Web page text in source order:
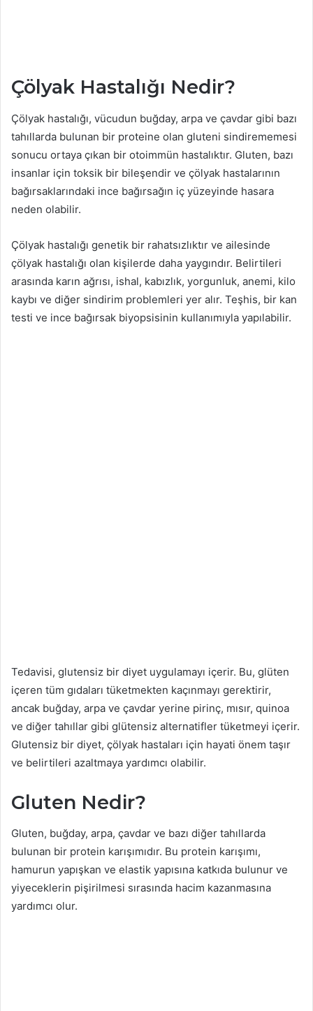
Çölyak Hastalığı Nedir?
Çölyak hastalığı, vücudun buğday, arpa ve çavdar gibi bazı
tahıllarda bulunan bir proteine olan gluteni sindirememesi
sonucu ortaya çıkan bir otoimmün hastalıktır. Gluten, bazı
insanlar için toksik bir bileşendir ve çölyak hastalarının
bağırsaklarındaki ince bağırsağın iç yüzeyinde hasara
neden olabilir.
Çölyak hastalığı genetik bir rahatsızlıktır ve ailesinde
çölyak hastalığı olan kişilerde daha yaygındır. Belirtileri
arasında karın ağrısı, ishal, kabızlık, yorgunluk, anemi, kilo
kaybı ve diğer sindirim problemleri yer alır. Teşhis, bir kan
testi ve ince bağırsak biyopsisinin kullanımıyla yapılabilir.
Tedavisi, glutensiz bir diyet uygulamayı içerir. Bu, glüten
içeren tüm gıdaları tüketmekten kaçınmayı gerektirir,
ancak buğday, arpa ve çavdar yerine pirinç, mısır, quinoa
ve diğer tahıllar gibi glütensiz alternatifler tüketmeyi içerir.
Glutensiz bir diyet, çölyak hastaları için hayati önem taşır
ve belirtileri azaltmaya yardımcı olabilir.
Gluten Nedir?
Gluten, buğday, arpa, çavdar ve bazı diğer tahıllarda
bulunan bir protein karışımıdır. Bu protein karışımı,
hamurun yapışkan ve elastik yapısına katkıda bulunur ve
yiyeceklerin pişirilmesi sırasında hacim kazanmasına
yardımcı olur.